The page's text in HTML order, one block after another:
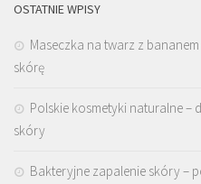
OSTATNIE WPISY
Maseczka na twarz z
skórę
Polskie kosmetyki naturalne –
skóry
Bakteryjne zapalenie skóry –